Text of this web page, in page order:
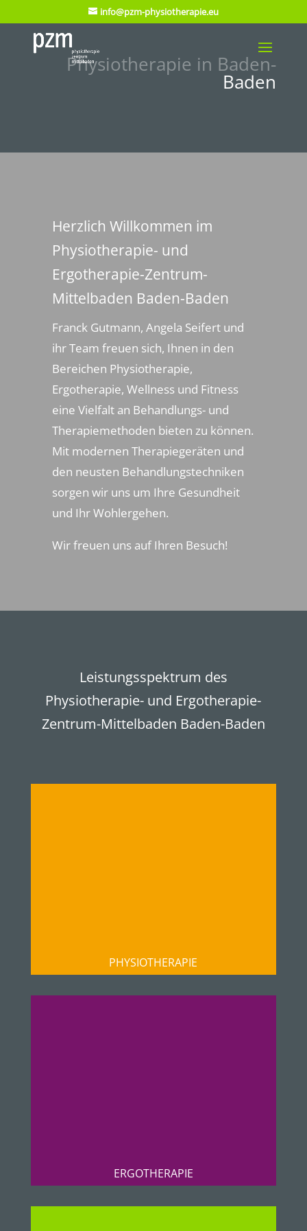
info@pzm-physiotherapie.eu
Physiotherapie in Baden-
Baden
Herzlich Willkommen im
Physiotherapie- und
Ergotherapie-Zentrum-
Mittelbaden Baden-Baden
Franck Gutmann, Angela Seifert und
ihr Team freuen sich, Ihnen in den
Bereichen Physiotherapie,
Ergotherapie, Wellness und Fitness
eine Vielfalt an Behandlungs- und
Therapiemethoden bieten zu können.
Mit modernen Therapiegeräten und
den neusten Behandlungstechniken
sorgen wir uns um Ihre Gesundheit
und Ihr Wohlergehen.
Wir freuen uns auf Ihren Besuch!
Leistungsspektrum des
Physiotherapie- und Ergotherapie-
Zentrum-Mittelbaden Baden-Baden
PHYSIOTHERAPIE
ERGOTHERAPIE